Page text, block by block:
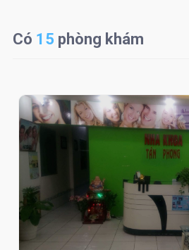
Có 15 phòng khám